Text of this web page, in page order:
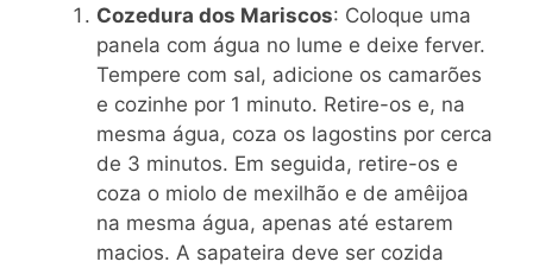
Cozedura dos Mariscos: Coloque uma
panela com água no lume e deixe ferver.
Tempere com sal, adicione os camarões
e cozinhe por 1 minuto. Retire-os e, na
mesma água, coza os lagostins por cerca
de 3 minutos. Em seguida, retire-os e
coza o miolo de mexilhão e de amêijoa
na mesma água, apenas até estarem
macios. A sapateira deve ser cozida